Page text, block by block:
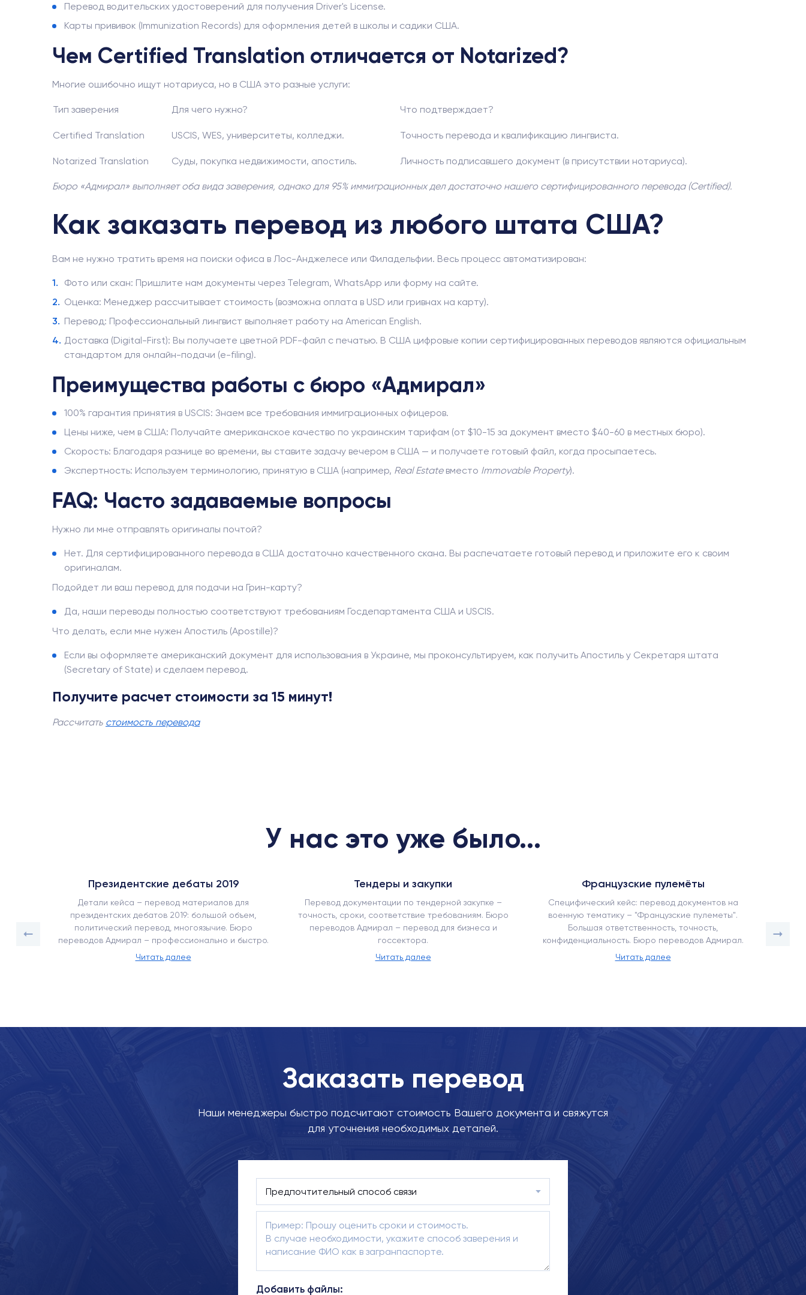
Перевод водительских удостоверений для получения Driver's License.
Карты прививок (Immunization Records) для оформления детей в школы и садики США.
Чем Certified Translation отличается от Notarized?
Многие ошибочно ищут нотариуса, но в США это разные услуги:
Тип заверения Для чего нужно? Что подтверждает?
Certified Translation USCIS, WES, университеты, колледжи. Точность перевода и квалификацию лингвиста.
Notarized Translation Суды, покупка недвижимости, апостиль. Личность подписавшего документ (в присутствии нотариуса).
Бюро «Адмирал» выполняет оба вида заверения, однако для 95% иммиграционных дел достаточно нашего сертифицированного перевода (Certified).
Как заказать перевод из любого штата США?
Вам не нужно тратить время на поиски офиса в Лос-Анджелесе или Филадельфии. Весь процесс автоматизирован:
Фото или скан: Пришлите нам документы через Telegram, WhatsApp или форму на сайте.
Оценка: Менеджер рассчитывает стоимость (возможна оплата в USD или гривнах на карту).
Перевод: Профессиональный лингвист выполняет работу на American English.
Доставка (Digital-First): Вы получаете цветной PDF-файл с печатью. В США цифровые копии сертифицированных переводов являются официальным
стандартом для онлайн-подачи (e-filing).
Преимущества работы с бюро «Адмирал»
100% гарантия принятия в USCIS: Знаем все требования иммиграционных офицеров.
Цены ниже, чем в США: Получайте американское качество по украинским тарифам (от $10-15 за документ вместо $40-60 в местных бюро).
Скорость: Благодаря разнице во времени, вы ставите задачу вечером в США — и получаете готовый файл, когда просыпаетесь.
Экспертность: Используем терминологию, принятую в США (например, Real Estateвместо Immovable Property).
FAQ: Часто задаваемые вопросы
Нужно ли мне отправлять оригиналы почтой?
Нет. Для сертифицированного перевода в США достаточно качественного скана. Вы распечатаете готовый перевод и приложите его к своим
оригиналам.
Подойдет ли ваш перевод для подачи на Грин-карту?
Да, наши переводы полностью соответствуют требованиям Госдепартамента США и USCIS.
Что делать, если мне нужен Апостиль (Apostille)?
Если вы оформляете американский документ для использования в Украине, мы проконсультируем, как получить Апостиль у Секретаря штата
(Secretary of State) и сделаем перевод.
Получите расчет стоимости за 15 минут!
Рассчитать стоимость перевода
У нас это уже было...
Президентские дебаты 2019
Детали кейса – перевод материалов для
президентских дебатов 2019: большой объем,
политический перевод, многоязычие. Бюро
переводов Адмирал – профессионально и быстро.
Читать далее
Тендеры и закупки
Перевод документации по тендерной закупке –
точность, сроки, соответствие требованиям. Бюро
переводов Адмирал – перевод для бизнеса и
госсектора.
Читать далее
Французские пулемёты
Специфический кейс: перевод документов на
военную тематику – "Французские пулеметы".
Большая ответственность, точность,
конфиденциальность. Бюро переводов Адмирал.
Читать далее
Заказать перевод
Наши менеджеры быстро подсчитают стоимость Вашего документа и свяжутся
для уточнения необходимых деталей.
Добавить файлы: